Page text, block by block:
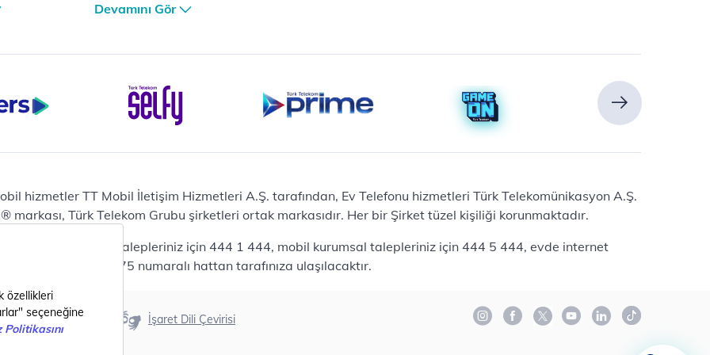
iPhone 17 Air 256GB
Casper Nirvana C370
Notebook
Ev Telefonu
Panasonic TGB610
Modem ve Wi-Fi
Zyxel DX3300 Wi-Fi 6
Premium VDSL Modem
Samsung Buds2 Pro
Samsung Galaxy Watch 6
Devamını Gör
hizmetler TT Mobil İletişim Hizmetleri A.Ş. tarafından, Ev Telefonu hizmetleri Türk Telekomünikasyon A.Ş.
markası, Türk Telekom Grubu şirketleri ortak markasıdır. Her bir Şirket tüzel kişiliği korunmaktadır.
mobil bireysel talepleriniz için 444 1 444, mobil kurumsal talepleriniz için 444 5 444, evde internet
için 444 0375 numaralı hattan tarafınıza ulaşılacaktır.
Erişilebilirlik İşaret Dili Çevirisi